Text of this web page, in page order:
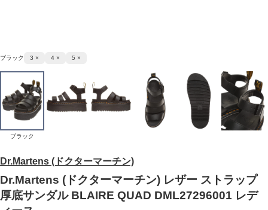
Dr.Martens (ドクターマーチン)
Dr.Martens (ドクターマーチン) レザー ストラップ
厚底サンダル BLAIRE QUAD DML27296001 レデ
ブラック 3 × 4 × 5 ×
ブラック